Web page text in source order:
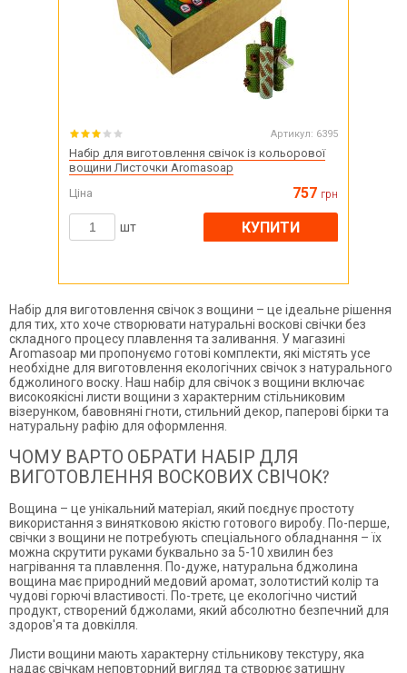
Артикул: 6395
Набір для виготовлення свічок із кольорової
вощини Листочки Aromasoap
Ціна
757 грн
шт КУПИТИ
Набір для виготовлення свічок з вощини – це ідеальне рішення
для тих, хто хоче створювати натуральні воскові свічки без
складного процесу плавлення та заливання. У магазині
Aromasoap ми пропонуємо готові комплекти, які містять усе
необхідне для виготовлення екологічних свічок з натурального
бджолиного воску. Наш набір для свічок з вощини включає
високоякісні листи вощини з характерним стільниковим
візерунком, бавовняні гноти, стильний декор, паперові бірки та
натуральну рафію для оформлення.
ЧОМУ ВАРТО ОБРАТИ НАБІР ДЛЯ
ВИГОТОВЛЕННЯ ВОСКОВИХ СВІЧОК?
Вощина – це унікальний матеріал, який поєднує простоту
використання з винятковою якістю готового виробу. По-перше,
свічки з вощини не потребують спеціального обладнання – їх
можна скрутити руками буквально за 5-10 хвилин без
нагрівання та плавлення. По-дуже, натуральна бджолина
вощина має природний медовий аромат, золотистий колір та
чудові горючі властивості. По-третє, це екологічно чистий
продукт, створений бджолами, який абсолютно безпечний для
здоров'я та довкілля.
Листи вощини мають характерну стільникову текстуру, яка
надає свічкам неповторний вигляд та створює затишну